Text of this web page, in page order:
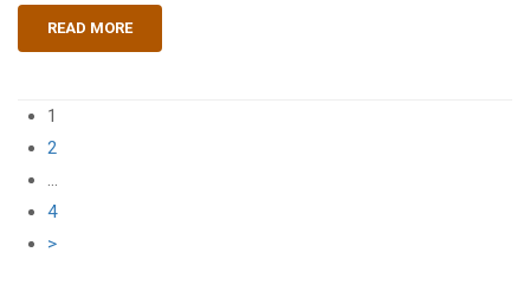
READ MORE
1
2
…
4
>